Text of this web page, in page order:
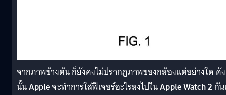
จากภาพข้างต้น ก็ยังคงไม่ปรากฏภาพของกล้องแต่อย่างใด ดัง
นั้นAppleจะทำการใส่ฟีเจอร์อะไรลงไปในApple Watch 2กั